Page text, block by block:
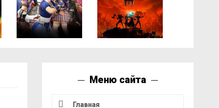
Меню сайта
Главная